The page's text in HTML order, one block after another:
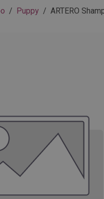
Puppy ARTERO